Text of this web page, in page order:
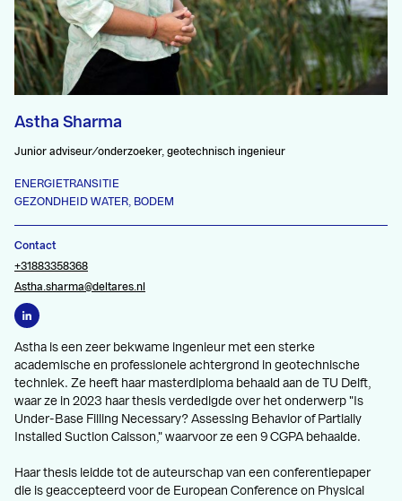
Astha Sharma
Junior adviseur/onderzoeker, geotechnisch ingenieur
ENERGIETRANSITIE
GEZONDHEID WATER, BODEM
Contact
+31883358368
Astha.sharma@deltares.nl
Astha is een zeer bekwame ingenieur met een sterke
academische en professionele achtergrond in geotechnische
techniek. Ze heeft haar masterdiploma behaald aan de TU Delft,
waar ze in 2023 haar thesis verdedigde over het onderwerp "Is
Under-Base Filling Necessary? Assessing Behavior of Partially
Installed Suction Caisson," waarvoor ze een 9 CGPA behaalde.
Haar thesis leidde tot de auteurschap van een conferentiepaper
die is geaccepteerd voor de European Conference on Physical